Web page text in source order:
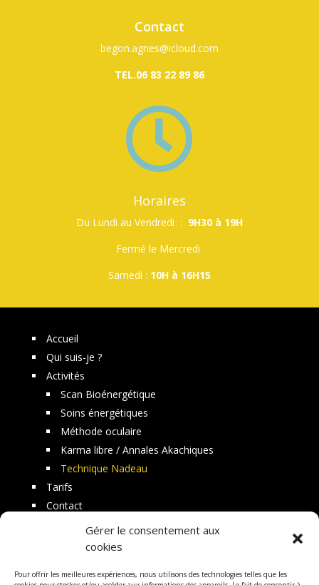
Gérer le consentement aux
cookies
Pour offrir les meilleures expériences, nous utilisons des technologies telles que les
Contact
begon.agnes@icloud.com
TEL.06 83 22 89 86

Horaires
Du Lundi au Vendredi : 9H30 à 19H
Fermé le Mercredi
Samedi : 10H à 16H15
Accueil
Qui suis-je ?
Activités
Scan Bioénergétique
Soins énergétiques
Méthode oculaire
Karma libre / Annales Akachiques
Technique Nadeau
Tarifs
Contact
Témoignages